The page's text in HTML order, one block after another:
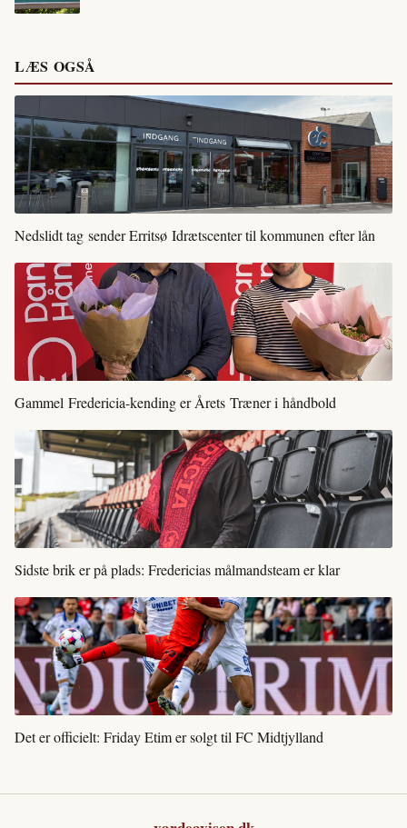
LÆS OGSÅ
Nedslidt tag sender Erritsø Idrætscenter til kommunen efter lån
Gammel Fredericia-kending er Årets Træner i håndbold
Sidste brik er på plads: Fredericias målmandsteam er klar
Det er officielt: Friday Etim er solgt til FC Midtjylland